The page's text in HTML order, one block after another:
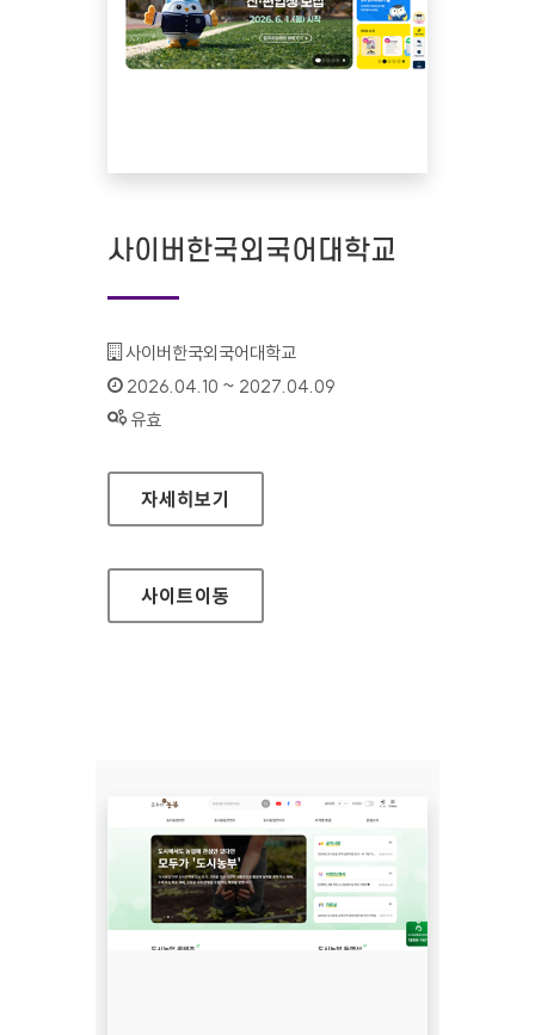
사이버한국외국어대학교
기관명 :
사이버한국외국어대학교
인증기간 :
2026.04.10 ~ 2027.04.09
상태 :
유효
사이버한국외국어대학교
자세히보기
사이트이동